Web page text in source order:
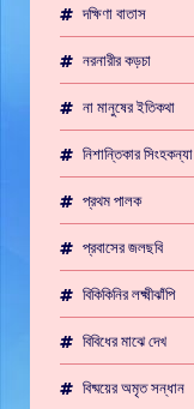
দক্ষিণা বাতাস
নরনারীর কড়চা
না মানুষের ইতিকথা
নিশান্তিকার সিংহকন্যা
প্রথম পালক
প্রবাসের জলছবি
বিকিকিনির লক্ষ্মীঝাঁপি
বিবিধের মাঝে দেখ
বিষ্ময়ের অমৃত সন্ধান